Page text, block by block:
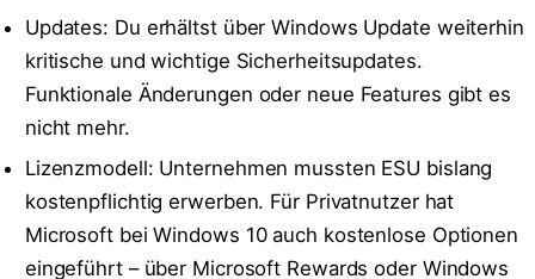
Updates: Du erhältst über Windows Update weiterhin
kritische und wichtige Sicherheitsupdates.
Funktionale Änderungen oder neue Features gibt es
nicht mehr.
Lizenzmodell: Unternehmen mussten ESU bislang
kostenpflichtig erwerben. Für Privatnutzer hat
Microsoft bei Windows 10 auch kostenlose Optionen
eingeführt – über Microsoft Rewards oder Windows